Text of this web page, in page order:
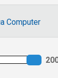
Computer